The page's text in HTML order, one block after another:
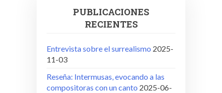
PUBLICACIONES
RECIENTES
Entrevista sobre el surrealismo 2025-
11-03
Reseña: Intermusas, evocando a las
compositoras con un canto 2025-06-